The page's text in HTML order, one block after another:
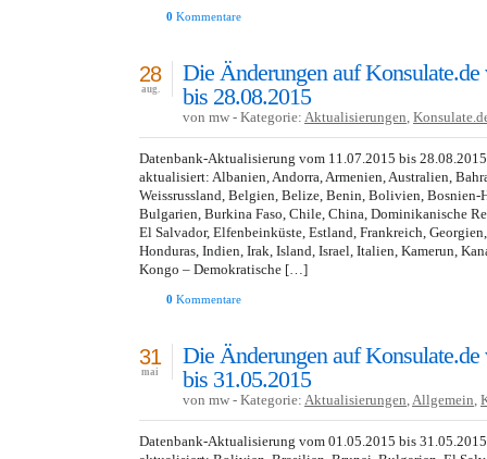
0 Kommentare
Die Änderungen auf
bis 28.08.2015
28
aug.
von mw - Kategorie: Aktualisierungen,
Datenbank-Aktualisierung vom 11.07.2015 bis
aktualisiert: Albanien, Andorra, Armenien, Australien,
Weissrussland, Belgien, Belize, Benin, Bolivien, Bosnien-
Bulgarien, Burkina Faso, Chile, China, Dominikanische
El Salvador, Elfenbeinküste, Estland, Frankreich,
Honduras, Indien, Irak, Island, Israel, Italien, Kamerun,
Kongo – Demokratische […]
0 Kommentare
Die Änderungen auf
bis 31.05.2015
31
mai
von mw - Kategorie: Aktualisierungen,Allgemein,
Datenbank-Aktualisierung vom 01.05.2015 bis